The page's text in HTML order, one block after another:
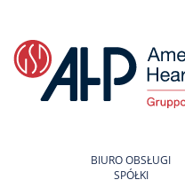
BIURO OBSŁUGI
SPÓŁKI